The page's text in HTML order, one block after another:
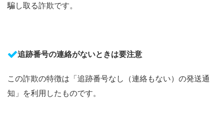
騙し取る詐欺です。
追跡番号の連絡がないときは要注意
この詐欺の特徴は「追跡番号なし（連絡もない）の発送通
知」を利用したものです。